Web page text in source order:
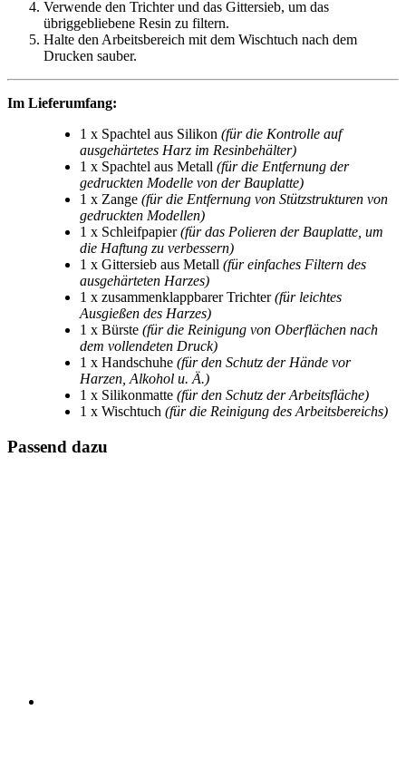
Verwende den Trichter und das Gittersieb, um das
übriggebliebene Resin zu filtern.
Halte den Arbeitsbereich mit dem Wischtuch nach dem
Drucken sauber.
Im Lieferumfang:
1 x Spachtel aus Silikon (für die Kontrolle auf
ausgehärtetes Harz im Resinbehälter)
1 x Spachtel aus Metall (für die Entfernung der
gedruckten Modelle von der Bauplatte)
1 x Zange (für die Entfernung von Stützstrukturen von
gedruckten Modellen)
1 x Schleifpapier(für das Polieren der Bauplatte, um
die Haftung zu verbessern)
1 x Gittersieb aus Metall (für einfaches Filtern des
ausgehärteten Harzes)
1 x zusammenklappbarer Trichter(für leichtes
Ausgießen des Harzes)
1 x Bürste (für die Reinigung von Oberflächen nach
dem vollendeten Druck)
1 x Handschuhe (für den Schutz der Hände vor
Harzen, Alkohol u. Ä.)
1 x Silikonmatte (für den Schutz der Arbeitsfläche)
1 x Wischtuch (für die Reinigung des Arbeitsbereichs)
Passend dazu